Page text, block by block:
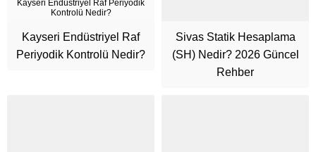
Kayseri Endüstriyel Raf Periyodik
Kontrolü Nedir?
Kayseri Endüstriyel Raf
Periyodik Kontrolü Nedir?
Sivas Statik Hesaplama
(SH) Nedir? 2026 Güncel
Rehber
Cüneyt Bey